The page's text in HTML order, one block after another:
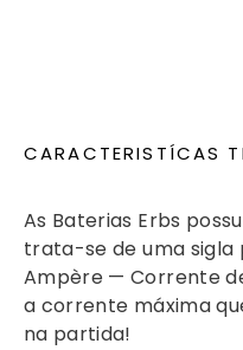
CARACTERISTÍCAS
As Baterias Erbs
trata-se de uma sigla
Ampère — Corrente
a corrente máxima
na partida!